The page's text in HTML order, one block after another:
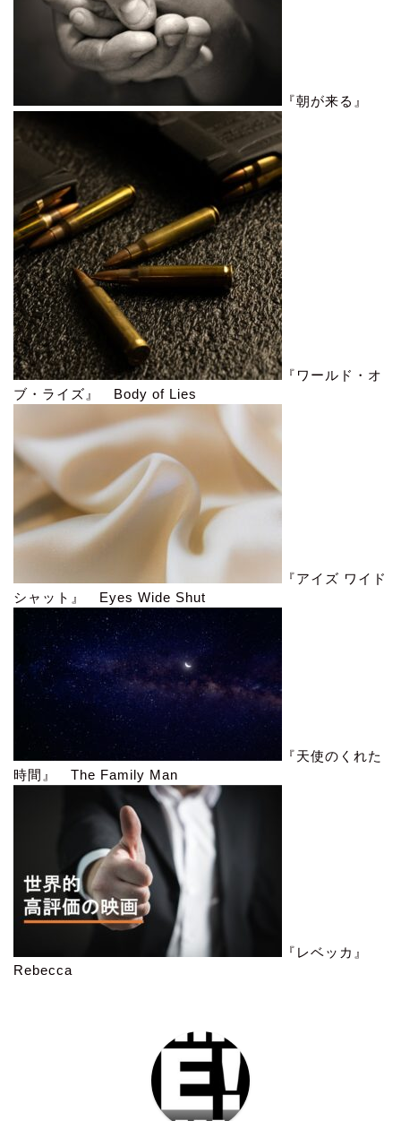
『朝が来る』
『ワールド・オ
ブ・ライズ』 Body of Lies
『アイズ ワイド
シャット』 Eyes Wide Shut
『天使のくれた
時間』 The Family Man
『レベッカ』
Rebecca